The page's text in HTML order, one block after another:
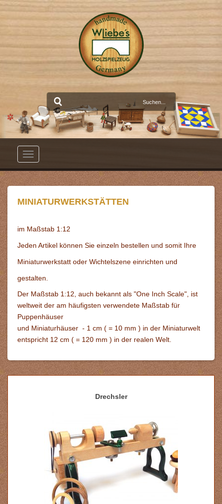
Toggle
MINIATURWERKSTÄTTEN
im Maßstab 1:12
Jeden Artikel können Sie einzeln bestellen und somit Ihre
Miniaturwerkstatt oder Wichtelszene einrichten und
gestalten.
Der Maßstab 1:12, auch bekannt als "One Inch Scale", ist
weltweit der am häufigsten verwendete Maßstab für
Puppenhäuser
und Miniaturhäuser - 1 cm ( = 10 mm ) in der Miniaturwelt
entspricht 12 cm ( = 120 mm ) in der realen Welt.
Drechsler